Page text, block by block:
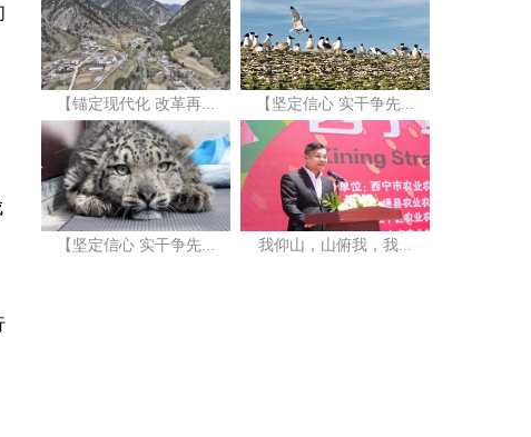
【锚定现代化 改革再... 【坚定信心 实干争先...
【坚定信心 实干争先... 我仰山，山俯我，我...